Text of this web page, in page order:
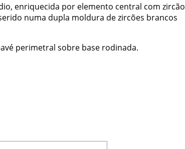
enriquecida por elemento central com zircão
numa dupla moldura de zircões brancos
perimetral sobre base rodinada.